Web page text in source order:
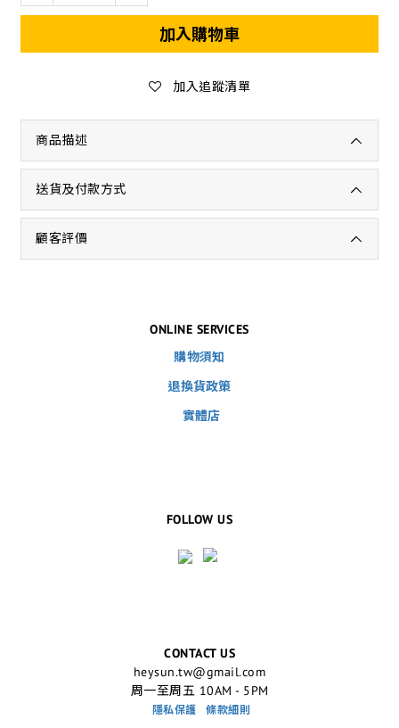
加入購物車
加入追蹤清單
商品描述
送貨及付款方式
顧客評價
ONLINE SERVICES
購物須知
退換貨政策
實體店
FOLLOW US
CONTACT US
heysun.tw@gmail.com
周一至周五 10AM - 5PM
隱私保護 條款細則